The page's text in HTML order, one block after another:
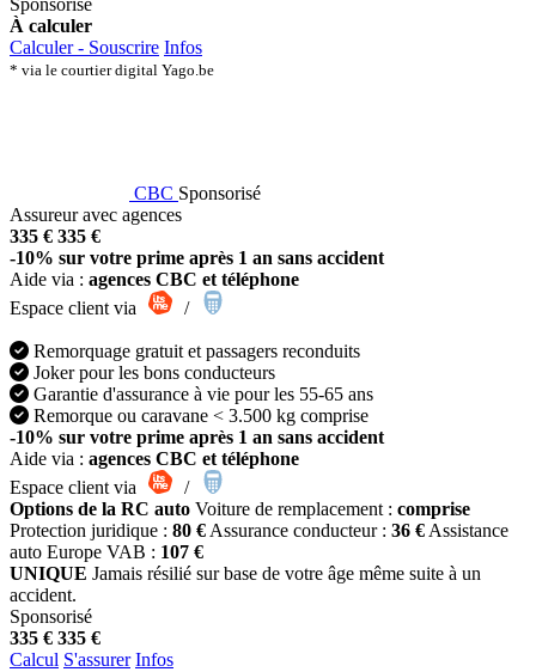
Sponsorisé
À calculer
Calculer - Souscrire Infos
* via le courtier digital Yago.be
CBC Sponsorisé
Assureur avec agences
335 € 335 €
-10% sur votre prime après 1 an sans accident
Aide via : agences CBC et téléphone
Espace client via
/
Remorquage gratuit et passagers reconduits
Joker pour les bons conducteurs
Garantie d'assurance à vie pour les 55-65 ans
Remorque ou caravane < 3.500 kg comprise
-10% sur votre prime après 1 an sans accident
Aide via : agences CBC et téléphone
Espace client via
/
Options de la RC auto Voiture de remplacement : comprise
Protection juridique : 80 € Assurance conducteur : 36 € Assistance
auto Europe VAB : 107 €
UNIQUE Jamais résilié sur base de votre âge même suite à un
accident.
Sponsorisé
335 € 335 €
Calcul S'assurer Infos